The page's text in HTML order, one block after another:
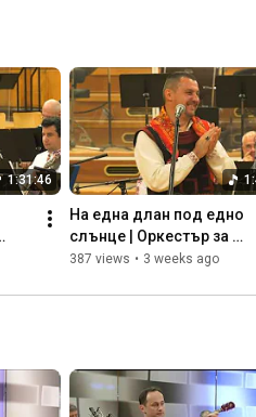
1:31:46
На една длан под едно
слънце | Оркестър за
народна музика на БНР
387 views • 3 weeks ago